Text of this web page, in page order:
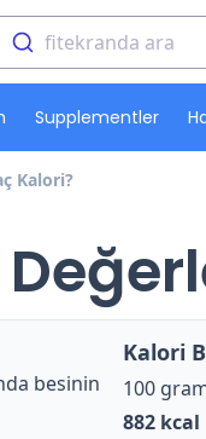
fitekranda ara
Supplementler
Kalori?
besinin
Kalori
100
882 kcal